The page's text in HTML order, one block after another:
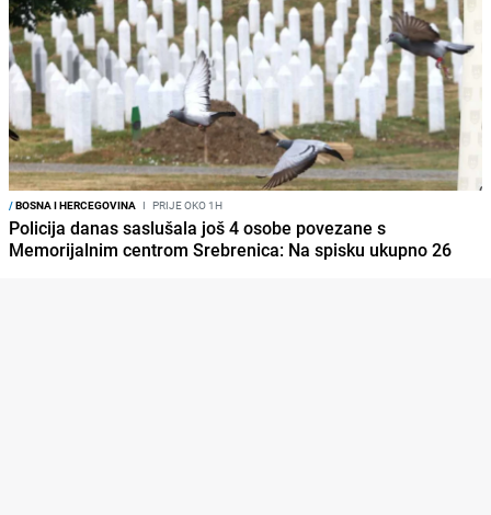
/BOSNA I HERCEGOVINA I PRIJE OKO 1H
Policija danas saslušala još 4 osobe povezane s
Memorijalnim centrom Srebrenica: Na spisku ukupno 26